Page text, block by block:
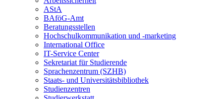
AStA
BAföG-Amt
Beratungsstellen
Hochschulkommunikation und -marketing
International Office
IT-Service Center
Sekretariat für Studierende
Sprachenzentrum (SZHB)
Staats- und Universitätsbibliothek
Studienzentren